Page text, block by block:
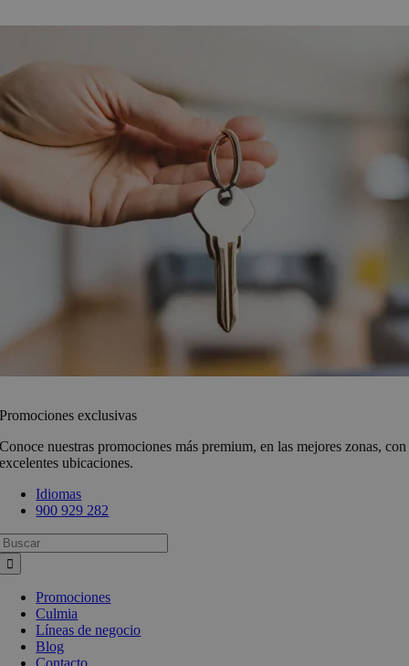
Promociones exclusivas
Conoce nuestras promociones más premium, en las mejores zonas, con
excelentes ubicaciones.
Idiomas
900 929 282
Promociones
Culmia
Líneas de negocio
Blog